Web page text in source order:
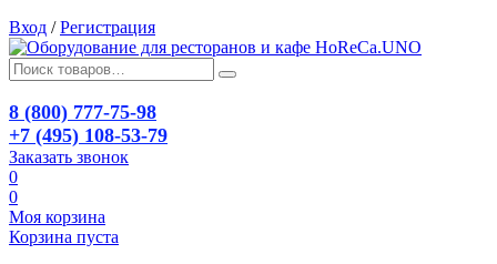
Вход / Регистрация
8 (800) 777-75-98
+7 (495) 108-53-79
Заказать звонок
0
0
Моя корзина
Корзина пуста